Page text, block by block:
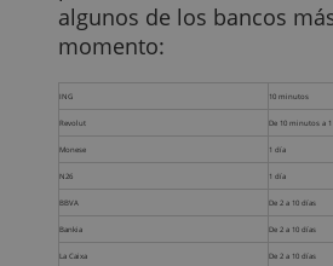
Sin embargo, algunos
pueden alargar el
comparabancos.es se
la obra para
puedes tardar en abrir